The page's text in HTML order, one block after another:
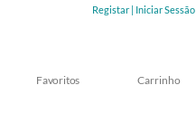
Registar | Iniciar Sessão
Carrinho
Favoritos